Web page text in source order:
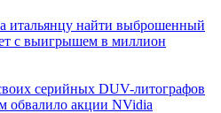
итальянцу найти выброшенный
с выигрышем в миллион
серийных DUV-литографов
обвалило акции NVidia